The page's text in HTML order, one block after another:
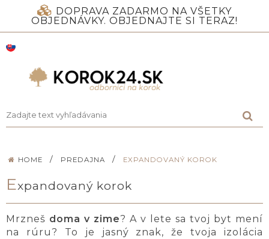
DOPRAVA ZADARMO NA VŠETKY
OBJEDNÁVKY. OBJEDNAJTE SI TERAZ!
HOME / PREDAJNA / EXPANDOVANÝ KOROK
Expandovaný korok
Mrzneš doma v zime? A v lete sa tvoj byt mení
na rúru? To je jasný znak, že tvoja izolácia